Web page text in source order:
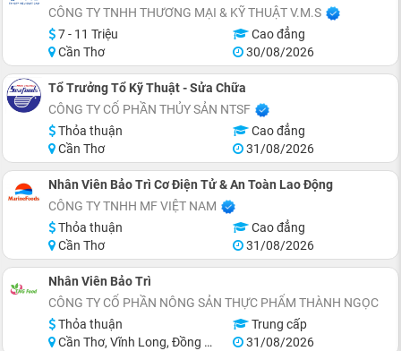
CÔNG TY TNHH THƯƠNG MẠI & KỸ THUẬT V.M.S
7 - 11 Triệu
Cao đẳng
Cần Thơ
30/08/2026
Tổ Trưởng Tổ Kỹ Thuật - Sửa Chữa
CÔNG TY CỔ PHẦN THỦY SẢN NTSF
Thỏa thuận
Cao đẳng
Cần Thơ
31/08/2026
Nhân Viên Bảo Trì Cơ Điện Tử & An Toàn Lao Động
CÔNG TY TNHH MF VIỆT NAM
Thỏa thuận
Cao đẳng
Cần Thơ
31/08/2026
Nhân Viên Bảo Trì
CÔNG TY CỔ PHẦN NÔNG SẢN THỰC PHẨM THÀNH NGỌC
Thỏa thuận
Trung cấp
Cần Thơ, Vĩnh Long, Đồng Tháp, Miền Nam
31/08/2026